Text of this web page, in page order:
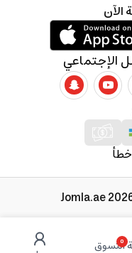
0التسوق
الإجتماعي